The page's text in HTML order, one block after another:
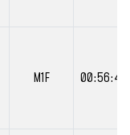
M1F 00:56:40